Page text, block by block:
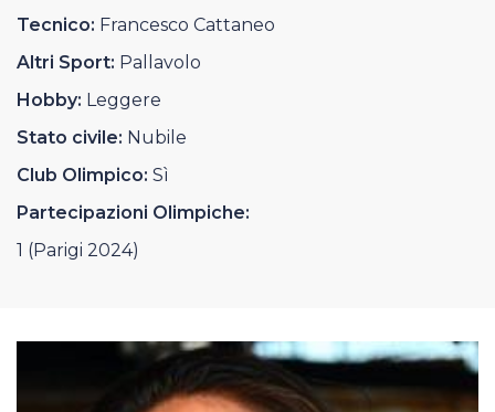
Media
Tecnico: Francesco Cattaneo
Altri Sport: Pallavolo
Hobby: Leggere
Stato civile: Nubile
Club Olimpico: Sì
Partecipazioni Olimpiche:
1 (Parigi 2024)